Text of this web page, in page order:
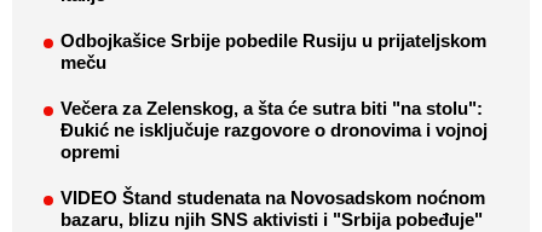
Odbojkašice Srbije pobedile Rusiju u prijateljskom
meču
Večera za Zelenskog, a šta će sutra biti "na stolu":
Đukić ne isključuje razgovore o dronovima i vojnoj
opremi
VIDEO Štand studenata na Novosadskom noćnom
bazaru, blizu njih SNS aktivisti i "Srbija pobeđuje"